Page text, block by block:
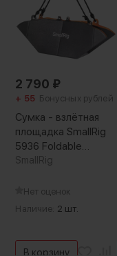
2 790 ₽
+ 55 Бонусных рублей
Сумка - взлётная
площадка SmallRig
5936 Foldable
Landing Pad для
SmallRig
Нет оценок
Наличие: 2 шт.
В корзину